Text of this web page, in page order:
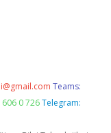
Teams:
0 726 Telegram: